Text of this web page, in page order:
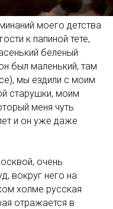
моего детства
к папиной тете,
беленый
был маленький, там
мы ездили с моим
старушки, моим
меня чуть
и он уже даже
очень
вокруг него на
холме русская
отражается в